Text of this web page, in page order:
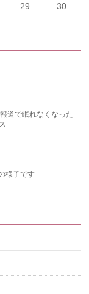
29
30
道で眠れなくなった
様子です